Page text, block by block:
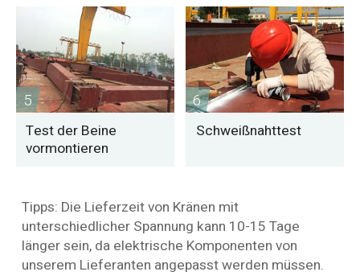
5
Test der Beine
vormontieren
6
Schweißnahttest
Tipps: Die Lieferzeit von Kränen mit
unterschiedlicher Spannung kann 10-15 Tage
länger sein, da elektrische Komponenten von
unserem Lieferanten angepasst werden müssen.